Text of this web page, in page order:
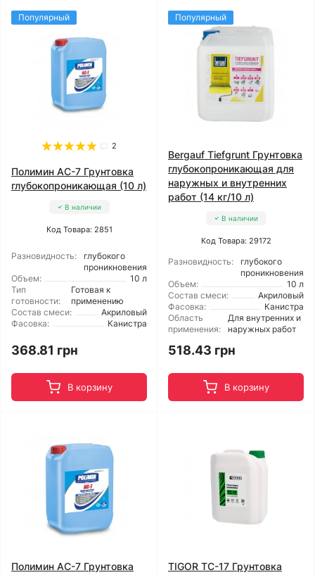
Популярный
2
Полимин АС-7 Грунтовка
глубокопроникающая (10 л)
В наличии
Код Товара: 2851
Разновидность:
глубокого
проникновения
Объем:
10 л
Тип
готовности:
Готовая к
применению
Состав смеси:
Акриловый
Фасовка:
Канистра
368.81 грн
В корзину
Популярный
Bergauf Tiefgrunt Грунтовка
глубокопроникающая для
наружных и внутренних
работ (14 кг/10 л)
В наличии
Код Товара: 29172
Разновидность:
глубокого
проникновения
Объем:
10 л
Состав смеси:
Акриловый
Фасовка:
Канистра
Область
применения:
Для внутренних и
наружных работ
518.43 грн
В корзину
Полимин АС-7 Грунтовка
TIGOR TC-17 Грунтовка